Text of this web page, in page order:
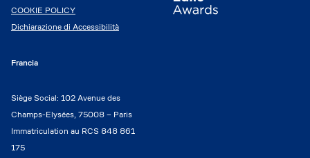
COOKIE POLICY
Dichiarazione di Accessibilità
Francia
Siège Social: 102 Avenue des
Champs-Elysées, 75008 – Paris
Immatriculation au RCS 848 861
175